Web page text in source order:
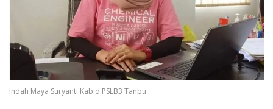
Indah Maya Suryanti Kabid PSLB3 Tanbu